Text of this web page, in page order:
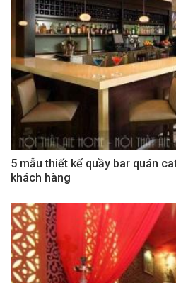
5 mẫu thiết kế quầy bar quán
khách hàng